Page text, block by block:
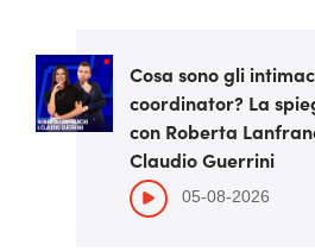
Cosa sono gli
coordinator? La
con Roberta
Claudio Guerrini
05-08-2026